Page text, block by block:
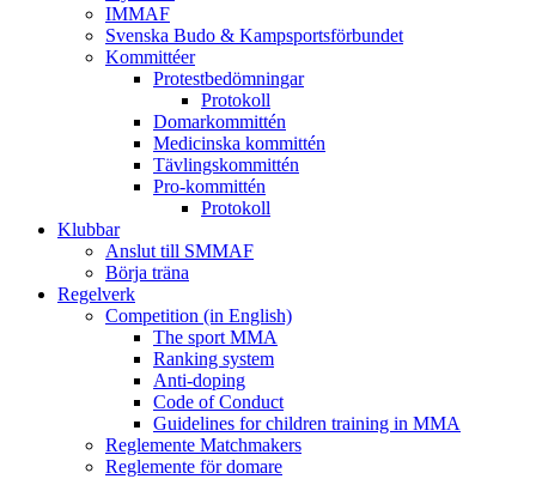
IMMAF
Svenska Budo & Kampsportsförbundet
Kommittéer
Protestbedömningar
Protokoll
Domarkommittén
Medicinska kommittén
Tävlingskommittén
Pro-kommittén
Protokoll
Klubbar
Anslut till SMMAF
Börja träna
Regelverk
Competition (in English)
The sport MMA
Ranking system
Anti-doping
Code of Conduct
Guidelines for children training in MMA
Reglemente Matchmakers
Reglemente för domare